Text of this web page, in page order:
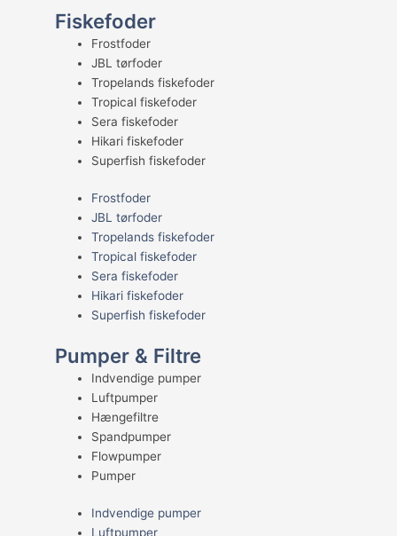
Fiskefoder
Frostfoder
JBL tørfoder
Tropelands fiskefoder
Tropical fiskefoder
Sera fiskefoder
Hikari fiskefoder
Superfish fiskefoder
Frostfoder
JBL tørfoder
Tropelands fiskefoder
Tropical fiskefoder
Sera fiskefoder
Hikari fiskefoder
Superfish fiskefoder
Pumper & Filtre
Indvendige pumper
Luftpumper
Hængefiltre
Spandpumper
Flowpumper
Pumper
Indvendige pumper
Luftpumper